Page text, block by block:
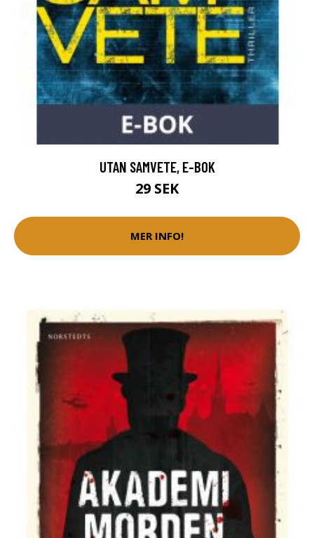
UTAN SAMVETE, E-BOK
29 SEK
MER INFO!